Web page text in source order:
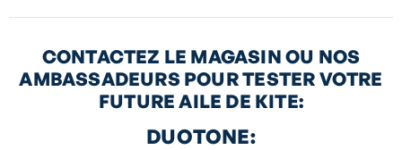
CONTACTEZ LE MAGASIN OU NOS
AMBASSADEURS POUR TESTER VOTRE
FUTURE AILE DE KITE:
DUOTONE: